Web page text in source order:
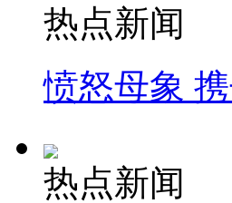
热点新闻
愤怒母象
热点新闻